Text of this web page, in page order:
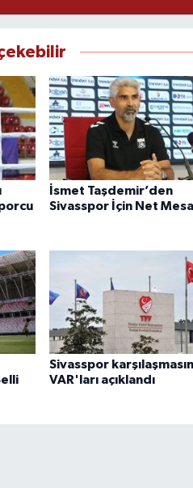
İsmet Taşdemir’den
Sivasspor İçin Net
Sivasspor
VAR'ları açıklandı